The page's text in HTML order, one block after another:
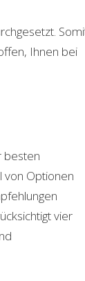
Ihnen bei
besten
von Optionen
vier